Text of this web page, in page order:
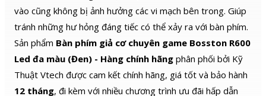
vào cũng không bị ảnh hưởng các vi mạch bên trong. Giúp
tránh những hư hỏng đáng tiếc có thể xảy ra với bàn phím.
Sản phẩm Bàn phím giả cơ chuyên game Bosston R600
Led đa màu (Đen) - Hàng chính hãng phân phối bởi Kỹ
Thuật Vtech được cam kết chính hãng, giá tốt và bảo hành
12 tháng, đi kèm với nhiều chương trình ưu đãi hấp dẫn